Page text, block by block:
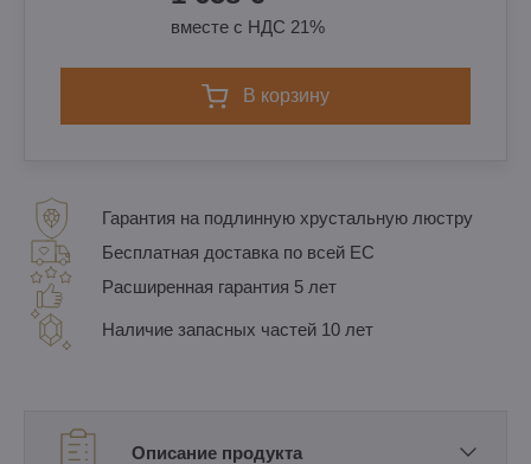
вместе с НДС 21%
в корзину
Гарантия на подлинную хрустальную люстру
Бесплатная доставка по всей ЕС
Расширенная гарантия 5 лет
Наличие запасных частей 10 лет
Описание продукта